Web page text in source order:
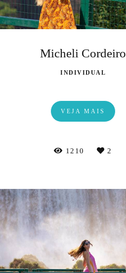
Micheli Cordeiro
INDIVIDUAL
VEJA MAIS
1210 2